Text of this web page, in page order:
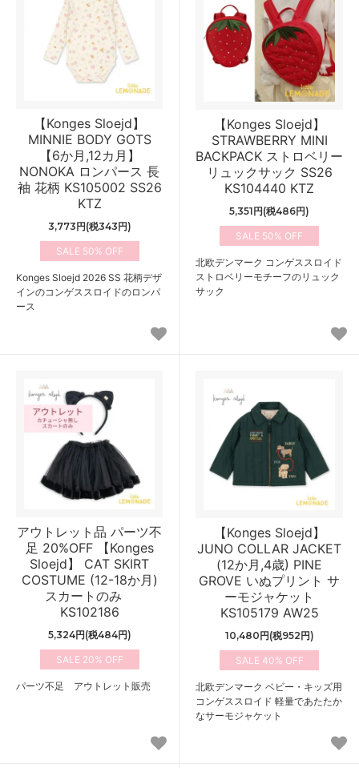
【Konges Sloejd】
MINNIE BODY GOTS
【6か月,12カ月】
NONOKA ロンパース 長
袖 花柄 KS105002 SS26
KTZ
3,773円(税343円)
50%
Konges Sloejd 2026 SS 花柄デザ
インのコンゲススロイドのロンパ
ース
【Konges Sloejd】
STRAWBERRY MINI
BACKPACK ストロベリー
リュックサック SS26
KS104440 KTZ
5,351円(税486円)
50%
北欧デンマーク コンゲススロイド
ストロベリーモチーフのリュック
サック
アウトレット品 パーツ不
足 20%OFF 【Konges
Sloejd】 CAT SKIRT
COSTUME (12-18か月)
スカートのみ
KS102186
5,324円(税484円)
20%
パーツ不足 アウトレット販売
【Konges Sloejd】
JUNO COLLAR JACKET
(12か月,4歳) PINE
GROVE いぬプリント サ
ーモジャケット
KS105179 AW25
10,480円(税952円)
40%
北欧デンマーク ベビー・キッズ用
コンゲススロイド 軽量であたたか
なサーモジャケット